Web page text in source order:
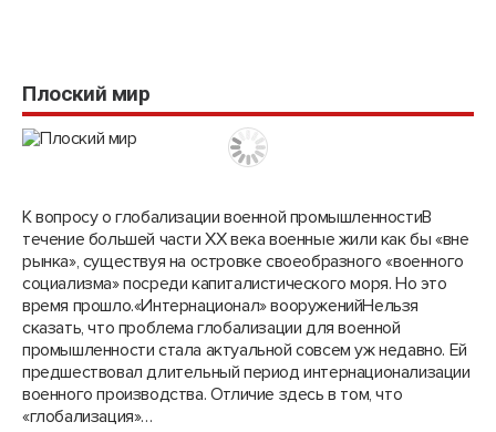
Плоский мир
К вопросу о глобализации военной промышленностиВ
течение большей части XX века военные жили как бы «вне
рынка», существуя на островке своеобразного «военного
социализма» посреди капиталистического моря. Но это
время прошло.«Интернационал» вооруженийНельзя
сказать, что проблема глобализации для военной
промышленности стала актуальной совсем уж недавно. Ей
предшествовал длительный период интернационализации
военного производства. Отличие здесь в том, что
«глобализация»…